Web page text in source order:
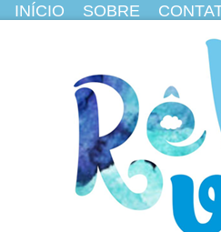
INÍCIO SOBRE